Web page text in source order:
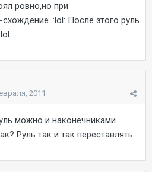
ровно,но при
:lol: После этого руль
2011
можно и наконечниками
Руль так и так переставлять.